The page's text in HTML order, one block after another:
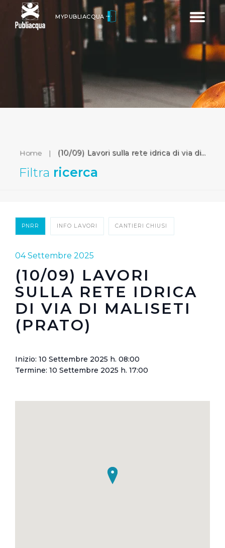
Toggle
MYPUBLIACQUA
Home | (10/09) Lavori sulla rete idrica di via di Maliseti (Prato)
Filtra ricerca
PNRR INFO LAVORI CANTIERI CHIUSI
04 Settembre 2025
(10/09) LAVORI
SULLA RETE IDRICA
DI VIA DI MALISETI
(PRATO)
Inizio: 10 Settembre 2025 h. 08:00
Termine: 10 Settembre 2025 h. 17:00